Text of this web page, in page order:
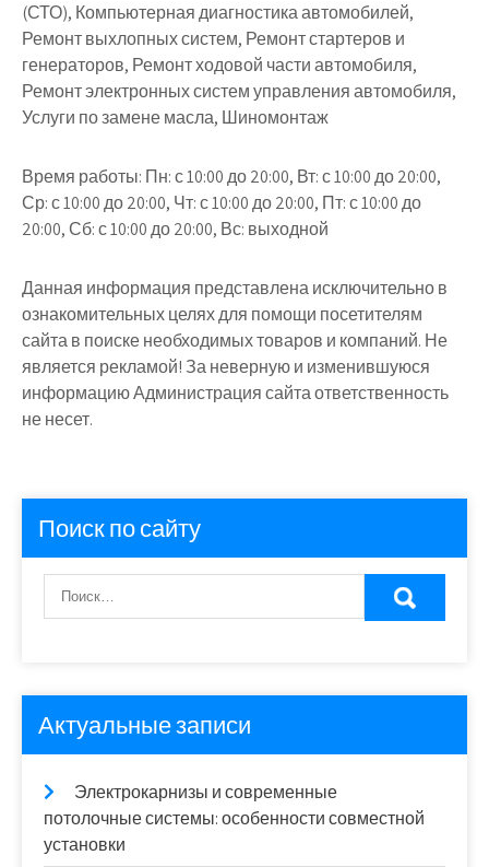
(СТО), Компьютерная диагностика автомобилей,
Ремонт выхлопных систем, Ремонт стартеров и
генераторов, Ремонт ходовой части автомобиля,
Ремонт электронных систем управления автомобиля,
Услуги по замене масла, Шиномонтаж
Время работы: Пн: с 10:00 до 20:00, Вт: с 10:00 до 20:00,
Ср: с 10:00 до 20:00, Чт: с 10:00 до 20:00, Пт: с 10:00 до
20:00, Сб: с 10:00 до 20:00, Вс: выходной
Данная информация представлена исключительно в
ознакомительных целях для помощи посетителям
сайта в поиске необходимых товаров и компаний. Не
является рекламой! За неверную и изменившуюся
информацию Администрация сайта ответственность
не несет.
Поиск по сайту
Актуальные записи
Электрокарнизы и современные
потолочные системы: особенности совместной
установки